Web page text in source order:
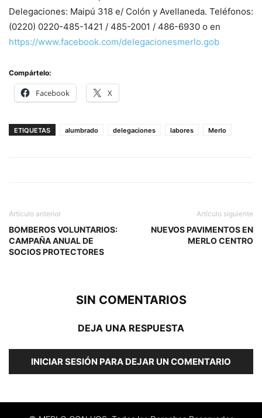
Delegaciones: Maipú 318 e/ Colón y Avellaneda. Teléfonos:
(0220) 0220-485-1421 / 485-2001 / 486-6930 o en
https://www.facebook.com/delegacionesmerlo.gob
Compártelo:
Facebook X
ETIQUETAS alumbrado delegaciones labores Merlo
Artículo anterior
BOMBEROS VOLUNTARIOS:
CAMPAÑA ANUAL DE
SOCIOS PROTECTORES
Artículo siguiente
NUEVOS PAVIMENTOS EN
MERLO CENTRO
SIN COMENTARIOS
DEJA UNA RESPUESTA
INICIAR SESIÓN PARA DEJAR UN COMENTARIO